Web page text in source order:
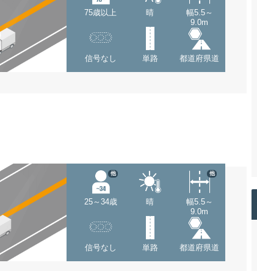
75歳以上 晴
幅5.5～
9.0m
信号なし 単路 都道府県道
25～34歳
他
晴
幅5.5～
9.0m
他
信号なし 単路 都道府県道